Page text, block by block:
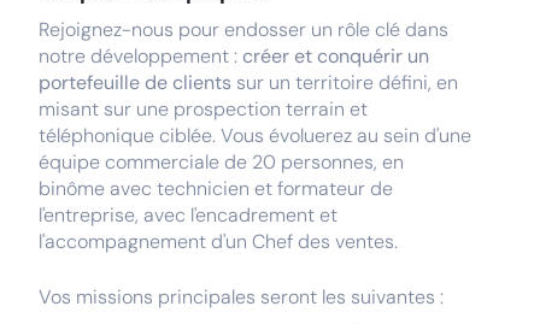
Rejoignez-nous pour endosser un rôle clé dans
notre développement : créer et conquérir un
portefeuille de clients sur un territoire défini, en
misant sur une prospection terrain et
téléphonique ciblée. Vous évoluerez au sein d'une
équipe commerciale de 20 personnes, en
binôme avec technicien et formateur de
l'entreprise, avec l'encadrement et
l'accompagnement d'un Chef des ventes.
Vos missions principales seront les suivantes :